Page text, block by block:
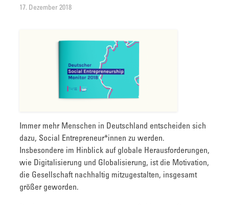
17. Dezember 2018
Immer mehr Menschen in Deutschland entscheiden sich
dazu, Social Entrepreneur*innen zu werden.
Insbesondere im Hinblick auf globale Herausforderungen,
wie Digitalisierung und Globalisierung, ist die Motivation,
die Gesellschaft nachhaltig mitzugestalten, insgesamt
größer geworden.